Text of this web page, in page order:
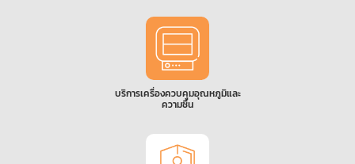
บริการเครื่องควบคุมอุณหภูมิและ
ความชื้น